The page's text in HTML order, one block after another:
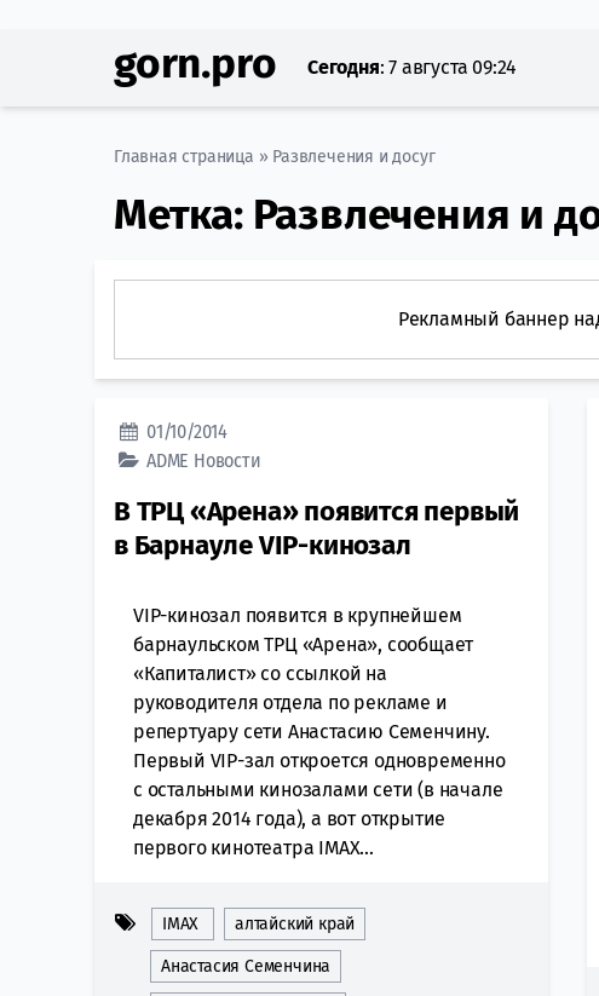
gorn.pro Сегодня: 7 августа 09:24
Главная страница » Развлечения и досуг
Метка: Развлечения и
Рекламный баннер
01/10/2014
ADME Новости
В ТРЦ «Арена» появится первый
в Барнауле VIP-кинозал
VIP-кинозал появится в крупнейшем
барнаульском ТРЦ «Арена», сообщает
«Капиталист» со ссылкой на
руководителя отдела по рекламе и
репертуару сети Анастасию Семенчину.
Первый VIP-зал откроется одновременно
с остальными кинозалами сети (в начале
декабря 2014 года), а вот открытие
первого кинотеатра IMAX...
IMAX алтайский край
Анастасия Семенчина